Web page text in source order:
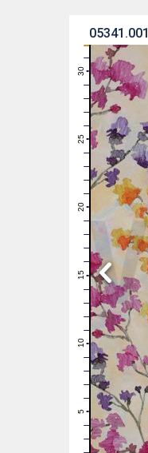
05341.001
2
3
4
7
8
10
11
12
13
14
15
16
17
18
19
20
21
22
23
24
25
26
27
28
29
30